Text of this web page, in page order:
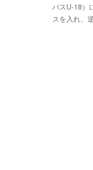
パスU-18）
スを入れ、